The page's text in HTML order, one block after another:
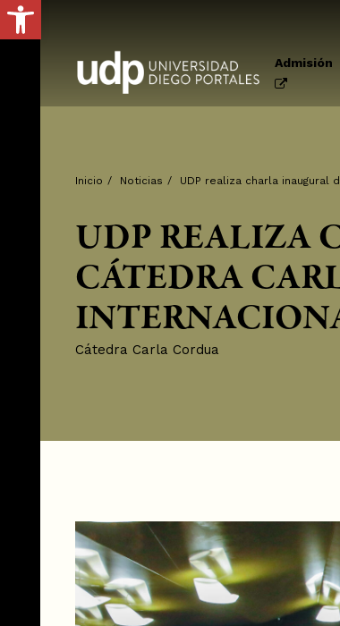
Admisión
Inicio / Noticias / UDP realiza charla inaugural
UDP REALIZA
CÁTEDRA
Cátedra Carla Cordua